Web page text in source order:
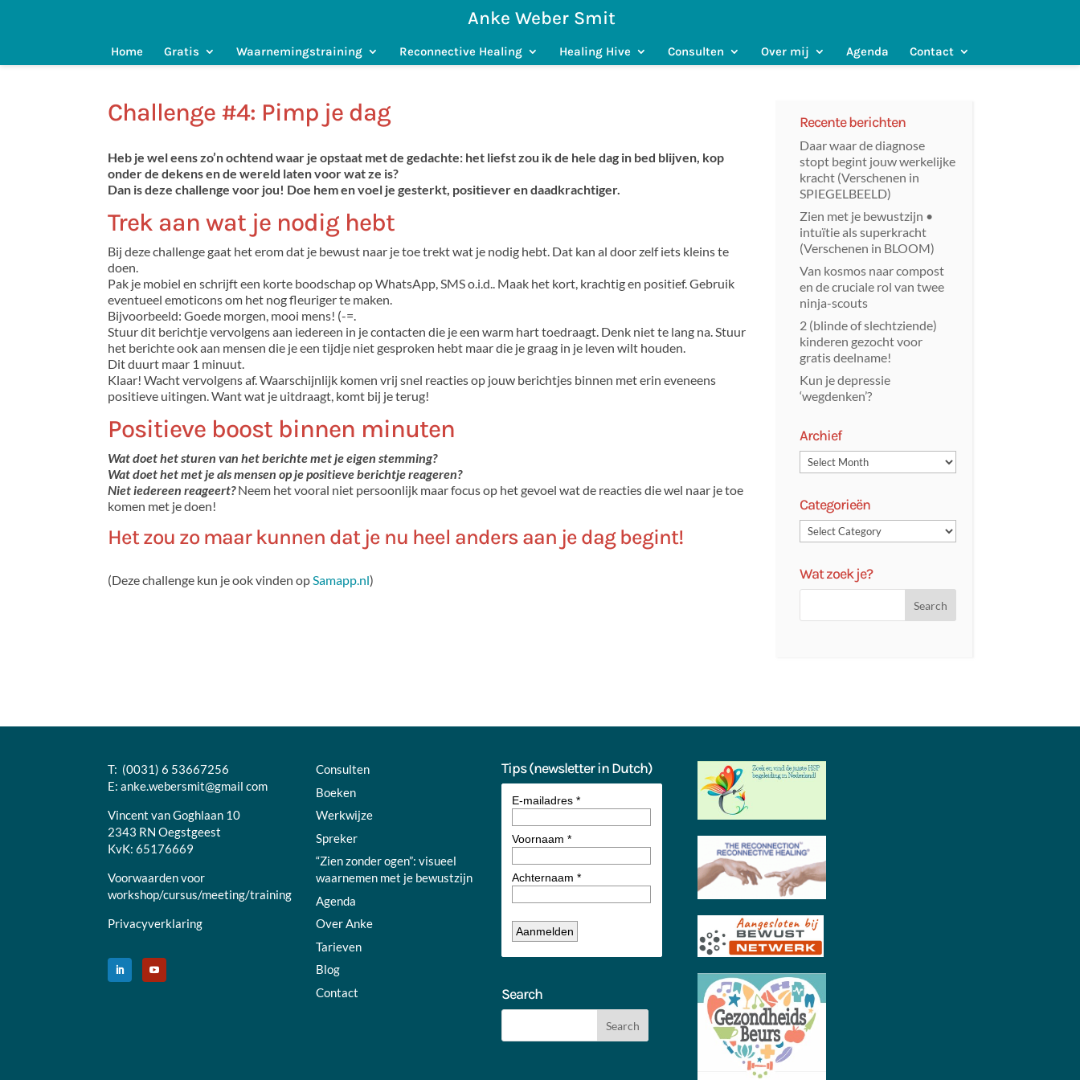
Anke Weber Smit
Home Gratis Waarnemingstraining Reconnective Healing Healing Hive Consulten Over mij Agenda Contact
Challenge #4: Pimp je dag
Heb je wel eens zo’n ochtend waar je opstaat met de gedachte: het liefst zou ik de hele dag in bed blijven, kop
onder de dekens en de wereld laten voor wat ze is?
Dan is deze challenge voor jou! Doe hem en voel je gesterkt, positiever en daadkrachtiger.
Trek aan wat je nodig hebt
Bij deze challenge gaat het erom dat je bewust naar je toe trekt wat je nodig hebt. Dat kan al door zelf iets kleins te
doen.
Pak je mobiel en schrijft een korte boodschap op WhatsApp, SMS o.i.d.. Maak het kort, krachtig en positief. Gebruik
eventueel emoticons om het nog fleuriger te maken.
Bijvoorbeeld: Goede morgen, mooi mens! (-=.
Stuur dit berichtje vervolgens aan iedereen in je contacten die je een warm hart toedraagt. Denk niet te lang na. Stuur
het berichte ook aan mensen die je een tijdje niet gesproken hebt maar die je graag in je leven wilt houden.
Dit duurt maar 1 minuut.
Klaar! Wacht vervolgens af. Waarschijnlijk komen vrij snel reacties op jouw berichtjes binnen met erin eveneens
positieve uitingen. Want wat je uitdraagt, komt bij je terug!
Positieve boost binnen minuten
Wat doet het sturen van het berichte met je eigen stemming?
Wat doet het met je als mensen op je positieve berichtje reageren?
Niet iedereen reageert?Neem het vooral niet persoonlijk maar focus op het gevoel wat de reacties die wel naar je toe
komen met je doen!
Het zou zo maar kunnen dat je nu heel anders aan je dag begint!
(Deze challenge kun je ook vinden opSamapp.nl)
Recente berichten
Daar waar de diagnose
stopt begint jouw werkelijke
kracht (Verschenen in
SPIEGELBEELD)
Zien met je bewustzijn •
intuïtie als superkracht
(Verschenen in BLOOM)
Van kosmos naar compost
en de cruciale rol van twee
ninja-scouts
2 (blinde of slechtziende)
kinderen gezocht voor
gratis deelname!
Kun je depressie
‘wegdenken’?
Archief
Categorieën
Wat zoek je?
T: (0031) 6 53667256
E:anke.webersmit@gmail com
Vincent van Goghlaan 10
2343 RN Oegstgeest
KvK: 65176669
Voorwaarden voor
workshop/cursus/meeting/training
Privacyverklaring
Consulten
Boeken
Werkwijze
Spreker
“Zien zonder ogen”: visueel
waarnemen met je bewustzijn
Agenda
Over Anke
Tarieven
Blog
Contact
Tips (newsletter in Dutch)
Search